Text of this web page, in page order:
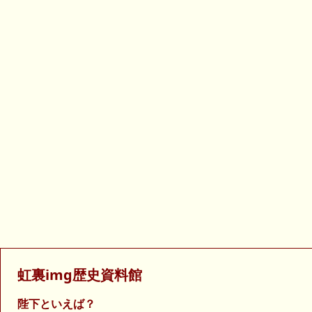
虹裏img歴史資料館
陛下といえば？